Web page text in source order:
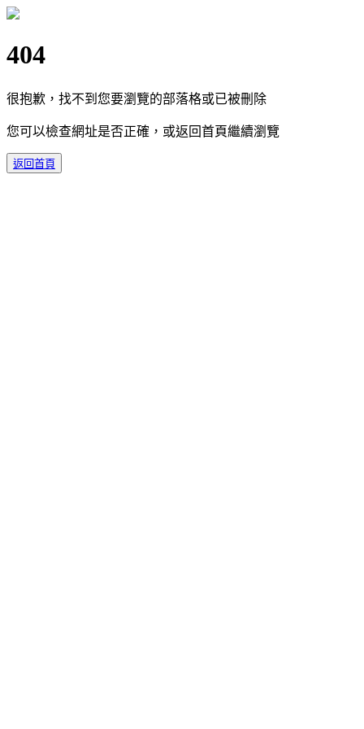
404
很抱歉，找不到您要瀏覽的部落格或已被刪除
您可以檢查網址是否正確，或返回首頁繼續瀏覽
返回首頁